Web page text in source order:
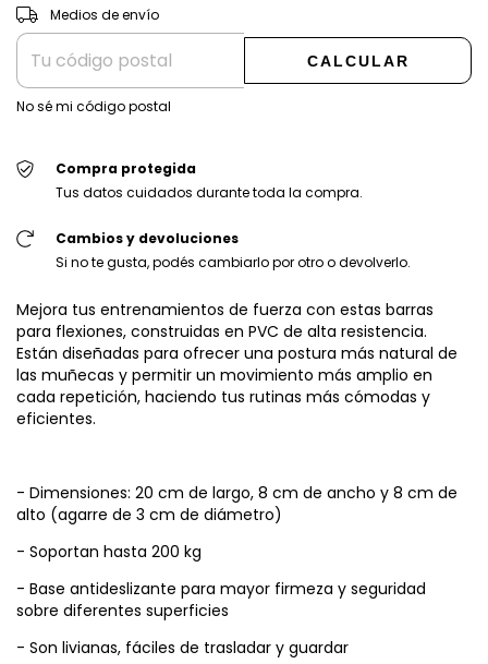
Entregas para el CP:
Medios de envío
CALCULAR
No sé mi código postal
Compra protegida
Tus datos cuidados durante toda la compra.
Cambios y devoluciones
Si no te gusta, podés cambiarlo por otro o devolverlo.
Mejora tus entrenamientos de fuerza con estas barras
para flexiones, construidas en PVC de alta resistencia.
Están diseñadas para ofrecer una postura más natural de
las muñecas y permitir un movimiento más amplio en
cada repetición, haciendo tus rutinas más cómodas y
eficientes.
- Dimensiones: 20 cm de largo, 8 cm de ancho y 8 cm de
alto (agarre de 3 cm de diámetro)
- Soportan hasta 200 kg
- Base antideslizante para mayor firmeza y seguridad
sobre diferentes superficies
- Son livianas, fáciles de trasladar y guardar